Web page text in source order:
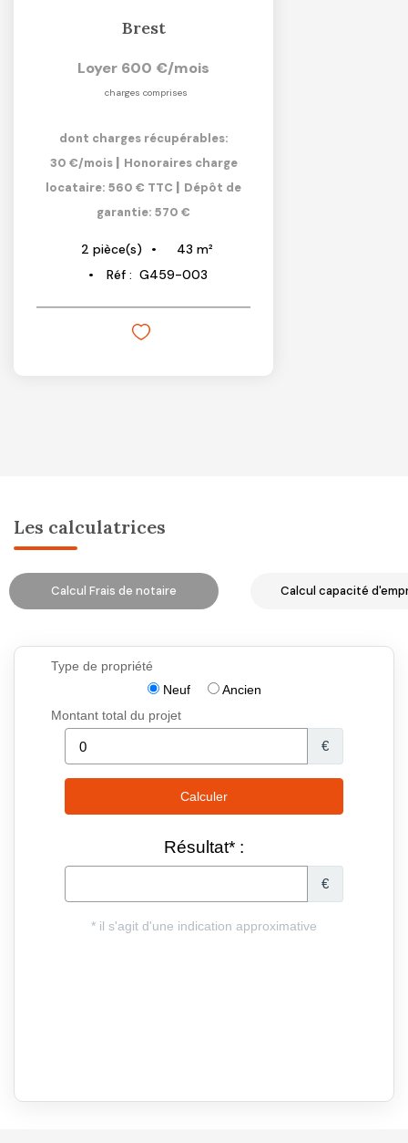
Brest
Loyer 600 €/mois
charges comprises
dont charges récupérables:
30 €/mois | Honoraires charge
locataire: 560 € TTC | Dépôt de
garantie: 570 €
2 pièce(s) 43 m²
Réf : G459-003
Les calculatrices
Calcul Frais de notaire Calcul capacité